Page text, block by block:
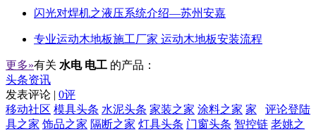
闪光对焊机之液压系统介绍—苏州安嘉
专业运动木地板施工厂家 运动木地板安装流程
更多»有关 水电 电工 的产品：
头条资讯
发表评论 | 0评
评论登陆
移动社区 模具头条 水泥头条 家装之家 涂料之家 家
具之家 饰品之家 隔断之家 灯具头条 门窗头条 智控链 老姚之